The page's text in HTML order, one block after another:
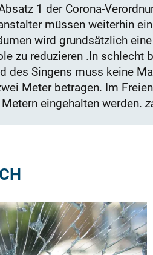
1 der Corona-
müssen weiterhin
wird grundsätzlich
zu reduzieren .In schlecht
des Singens muss keine
Meter betragen. Im
eingehalten werden.